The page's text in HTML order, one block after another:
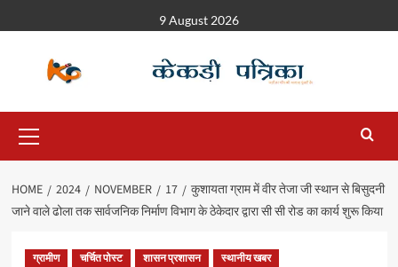
9 August 2026
HOME 2024 NOVEMBER 17
कुशायता ग्राम में वीर तेजा जी स्थान से बिसुदनी
जाने वाले ढोला तक सार्वजनिक निर्माण विभाग के ठेकेदार द्वारा सी सी रोड का कार्य शुरू किया
ग्रामीण चर्चित पोस्ट शासन प्रशासन स्थानीय खबर